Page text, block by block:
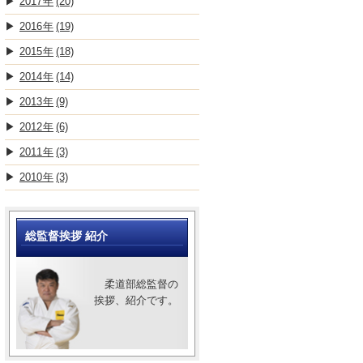
2016 (19)
2015 (18)
2014 (14)
2013 (9)
2012 (6)
2011 (3)
2010 (3)
総監督挨拶 紹介
柔道部総監督の
挨拶、紹介です。